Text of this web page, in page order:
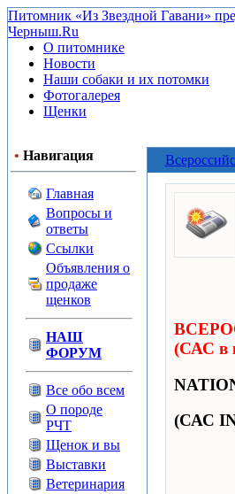
Питомник «Из Звездной Гавани»
Черныш.Ru
О питомнике
Новости
Наши собаки и их потомки
Фотогалерея
Щенки
• Навигация
Главная
Вопросы и
ответы
Ссылки
Объявления о
продаже
щенков
НАШ
ФОРУМ
Все обо всем
О породе
РЧТ
Щенок и вы
Выставки
Ветеринария
(САС в
(САС